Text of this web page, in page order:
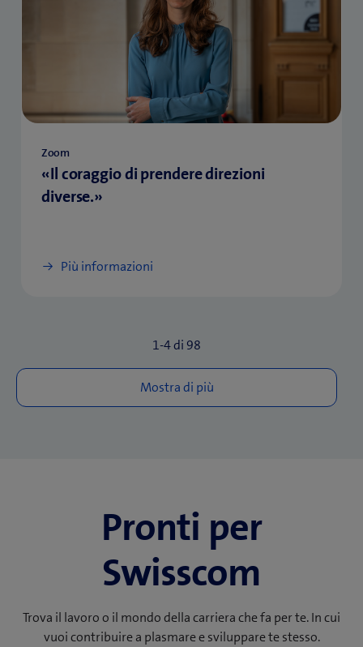
Zoom
«Il coraggio di prendere direzioni
diverse.»
Più informazioni
1-4di 98
Pronti per
Swisscom
Trova il lavoro o il mondo della carriera che fa per te. In cui
vuoi contribuire a plasmare e sviluppare te stesso.